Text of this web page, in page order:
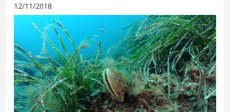
12/11/2018